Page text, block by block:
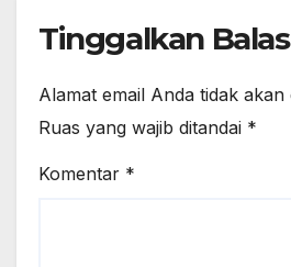
Tinggalkan
Alamat email Anda tidak akan
Ruas yang wajib ditandai *
Komentar *